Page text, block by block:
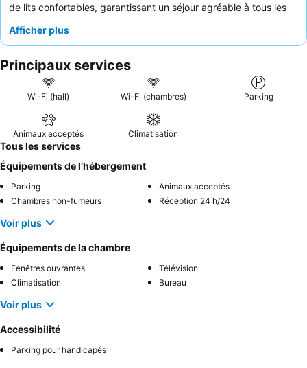
de lits confortables, garantissant un séjour agréable à tous les
amical et serviable
expérience plus calme, les clients devraient demander une
chambre donnant sur le jardin.
Afficher plus
Principaux services
Wi-Fi (hall) Wi-Fi (chambres) Parking
Animaux acceptés Climatisation
Tous les services
Équipements de l’hébergement
Parking
Animaux acceptés
Chambres non-fumeurs
Réception 24 h/24
Voir plus
Équipements de la chambre
Fenêtres ouvrantes
Télévision
Climatisation
Bureau
Voir plus
Accessibilité
Parking pour handicapés